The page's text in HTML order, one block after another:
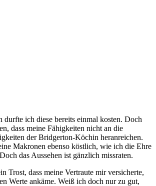
durfte ich diese bereits einmal kosten. Doch
dass meine Fähigkeiten nicht an die
der Bridgerton-Köchin heranreichen.
Makronen ebenso köstlich, wie ich die Ehre
das Aussehen ist gänzlich missraten.
Trost, dass meine Vertraute mir versicherte,
Werte ankäme. Weiß ich doch nur zu gut,